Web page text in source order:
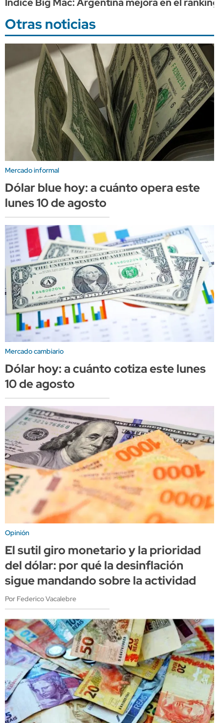
Otras noticias
Mercado informal
Dólar blue hoy: a cuánto opera este
lunes 10 de agosto
Mercado cambiario
Dólar hoy: a cuánto cotiza este lunes
10 de agosto
Opinión
El sutil giro monetario y la prioridad
del dólar: por qué la desinflación
sigue mandando sobre la actividad
Por Federico Vacalebre